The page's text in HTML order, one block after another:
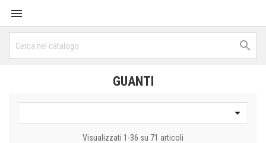


GUANTI

Visualizzati 1-36 su 71 articoli